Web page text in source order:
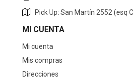
Pick Up: San Martín 2552 (esq
MI CUENTA
Mi cuenta
Mis compras
Direcciones